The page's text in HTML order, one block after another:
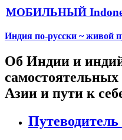
МОБИЛЬНЫЙ
Индия по-русски ~ живой
Об Индии и
Азии и пути к